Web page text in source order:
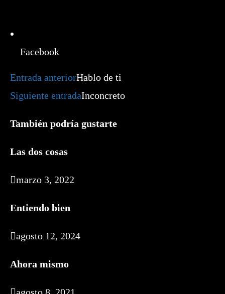
Facebook
Leer
más
artículos
Entrada anteriorHablo de ti
Siguiente entradaInconcreto
También podría gustarte
Las dos cosas
marzo 3, 2022
Entiendo bien
agosto 12, 2024
Ahora mismo